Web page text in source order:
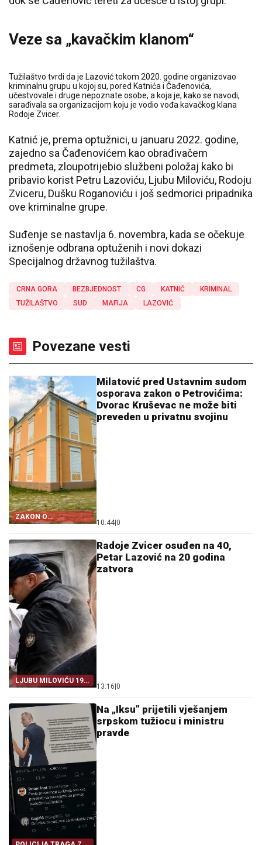
Veze sa „kavačkim klanom“
Tužilaštvo tvrdi da je Lazović tokom 2020. godine organizovao
kriminalnu grupu u kojoj su, pored Katnića i Čađenovića,
učestvovale i druge nepoznate osobe, a koja je, kako se navodi,
sarađivala sa organizacijom koju je vodio vođa kavačkog klana
Rodoje Zvicer.
Katnić je, prema optužnici, u januaru 2022. godine,
zajedno sa Čađenovićem kao obrađivačem
predmeta, zloupotrijebio službeni položaj kako bi
pribavio korist Petru Lazoviću, Ljubu Miloviću, Rodoju
Zviceru, Dušku Roganoviću i još sedmorici pripadnika
ove kriminalne grupe.
Suđenje se nastavlja 6. novembra, kada se očekuje
iznošenje odbrana optuženih i novi dokazi
Specijalnog državnog tužilaštva.
CRNA GORA BEZBJEDNOST CG KATNIĆ
KRIMINAL
TUŽILAŠTVO
SUD MAFIJA LAZOVIĆ
Povezane vesti
ZAKON O
PETROVIĆIMA
Milatović pred Ustavnim sudom
osporava zakon o Petrovićima:
Dvorac Kruševac ne može biti
preveden u privatnu svojinu
10:44 0
LJUBU MILOVIĆU 19
GODINA
Radoje Zvicer osuđen na 40,
Petar Lazović na 20 godina
zatvora
13:16 0
Na „Iksu” prijetili vješanjem
srpskom tužiocu i ministru
pravde